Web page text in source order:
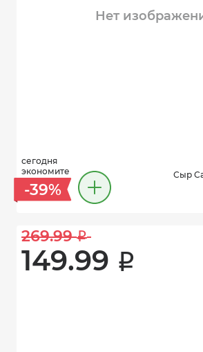
Нет
сегодня
экономите
-39%
Сыр
269.99 i
149.99 i